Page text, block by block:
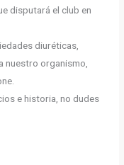
disputará el club en
diuréticas,
nuestro organismo,
e historia, no dudes